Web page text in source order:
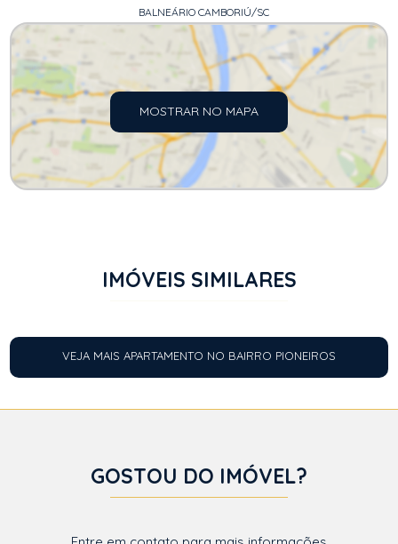
BALNEÁRIO CAMBORIÚ/SC
MOSTRAR NO MAPA
IMÓVEIS SIMILARES
VEJA MAIS APARTAMENTO NO BAIRRO PIONEIROS
GOSTOU DO IMÓVEL?